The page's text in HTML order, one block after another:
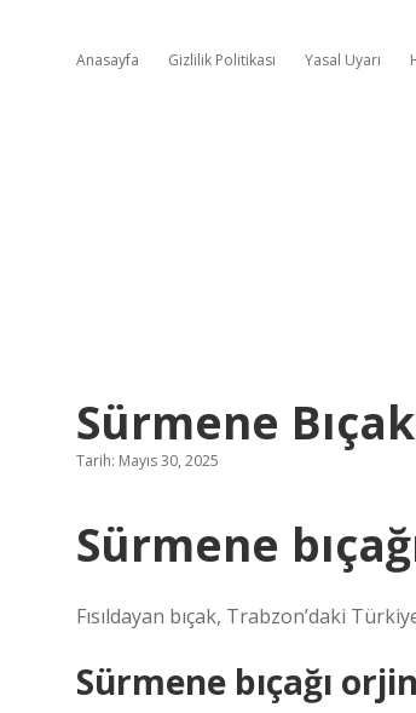
Anasayfa Gizlilik Politikası Yasal Uyarı
Sürmene
Tarih: Mayıs 30, 2025
Sürmene
Fısıldayan bıçak, Trabzon’daki
Sürmene bıçağı